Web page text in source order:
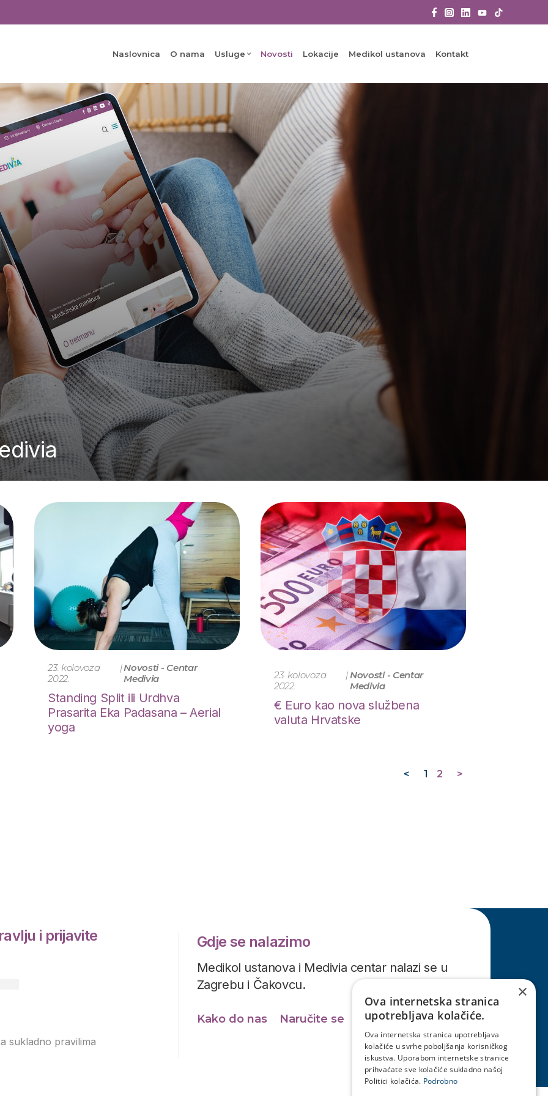
Naslovnica O nama Usluge Novosti Lokacije Medikol ustanova Kontakt
23. kolovoza
2022.
|Novosti - Centar
Medivia
Standing Split ili Urdhva
Prasarita Eka Padasana – Aerial
yoga
23. kolovoza
2022.
| Novosti - Centar
Medivia
€ Euro kao nova službena
valuta Hrvatske
< 1 2 >
i prijavite
sukladno pravilima
Gdje se nalazimo
Medikol ustanova i Medivia centar nalazi se u
Zagrebu i Čakovcu.
Kako do nas Naručite se
×
Ova internetska stranica
upotrebljava kolačiće.
Ova internetska stranica upotrebljava
kolačiće u svrhe poboljšanja korisničkog
iskustva. Uporabom internetske stranice
prihvaćate sve kolačiće sukladno našoj
Politici kolačića. Podrobno